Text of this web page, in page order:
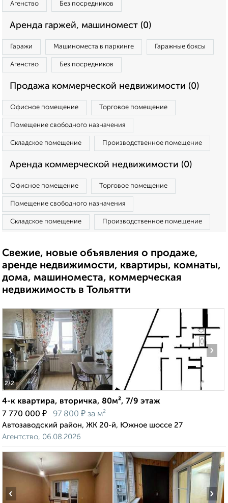
Агенство Без посредников
Аренда гаржей, машиномест (0)
Гаражи Машиноместа в паркинге Гаражные боксы
Агенство Без посредников
Продажа коммерческой недвижимости (0)
Офисное помещение Торговое помещение
Помещение свободного назначения
Складское помещение Производственное помещение
Аренда коммерческой недвижимости (0)
Офисное помещение Торговое помещение
Помещение свободного назначения
Складское помещение Производственное помещение
Свежие, новые объявления о продаже,
аренде недвижимости, квартиры, комнаты,
дома, машиноместа, коммерческая
недвижимость в Тольятти
2/2
‹ ›
4-к квартира, вторичка, 80м², 7/9 этаж
7 770 000 ₽ 97 800 ₽ за м²
Автозаводский район, ЖК 20-й, Южное шоссе 27
Агентство, 06.08.2026
‹ ›